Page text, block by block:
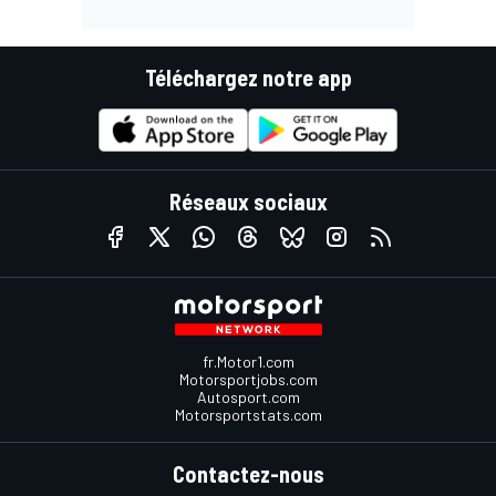
Téléchargez notre app
Réseaux sociaux
fr.Motor1.com
Motorsportjobs.com
Autosport.com
Motorsportstats.com
Contactez-nous